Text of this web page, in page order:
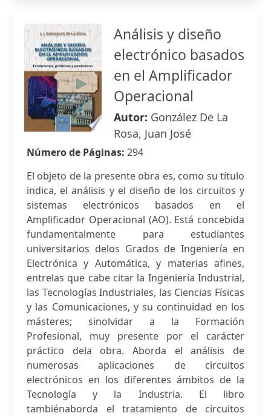
Análisis y diseño
electrónico basados
en el Amplificador
Operacional
Autor: González De La
Rosa, Juan José
Número de Páginas: 294
El objeto de la presente obra es, como su título
indica, el análisis y el diseño de los circuitos y
sistemas electrónicos basados en el
Amplificador Operacional (AO). Está concebida
fundamentalmente para estudiantes
universitarios delos Grados de Ingeniería en
Electrónica y Automática, y materias afines,
entrelas que cabe citar la Ingeniería Industrial,
las Tecnologías Industriales, las Ciencias Físicas
y las Comunicaciones, y su continuidad en los
másteres; sinolvidar a la Formación
Profesional, muy presente por el carácter
práctico dela obra. Aborda el análisis de
numerosas aplicaciones de circuitos
electrónicos en los diferentes ámbitos de la
Tecnología y la Industria. El libro
tambiénaborda el tratamiento de circuitos